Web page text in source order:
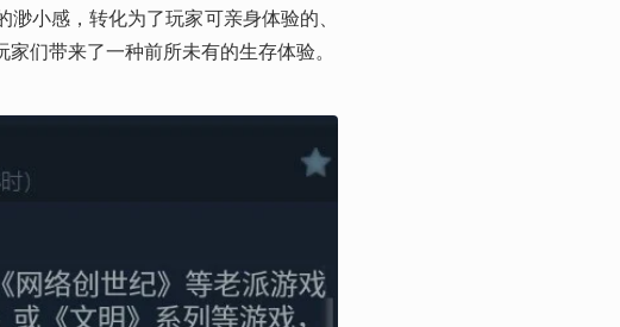
小感，转化为了玩家可亲身体验的、
们带来了一种前所未有的生存体验。